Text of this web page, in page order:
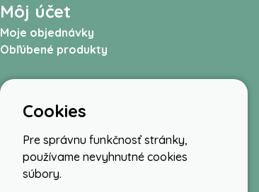
Môj účet
Moje objednávky
Obľúbené produkty
Cookies
Pre správnu funkčnosť stránky,
používame nevyhnutné cookies
súbory.